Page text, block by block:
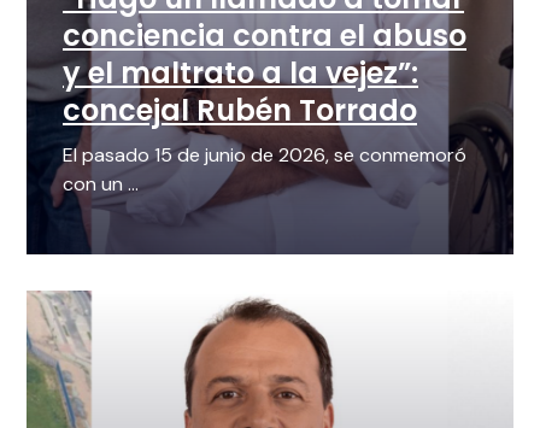
conciencia contra el abuso
y el maltrato a la vejez”:
concejal Rubén Torrado
El pasado 15 de junio de 2026, se conmemoró
con un ...